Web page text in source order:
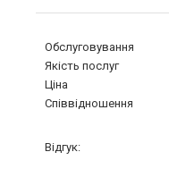
Обслуговування
Якість послуг
Ціна
Співвідношення
Відгук: